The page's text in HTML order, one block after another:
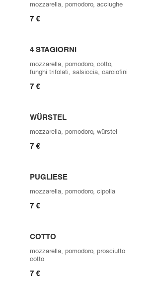
mozzarella, pomodoro, acciughe
7 €
4 STAGIORNI
mozzarella, pomodoro, cotto,
funghi trifolati, salsiccia, carciofini
7 €
WÜRSTEL
mozzarella, pomodoro, würstel
7 €
PUGLIESE
mozzarella, pomodoro, cipolla
7 €
COTTO
mozzarella, pomodoro, prosciutto
cotto
7 €